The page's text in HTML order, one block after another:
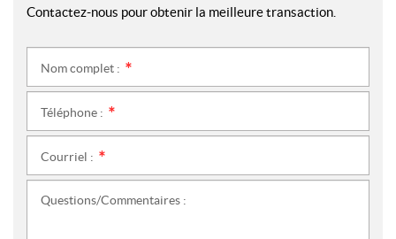
Contactez-nous pour obtenir la meilleure transaction.
Nom complet :
Téléphone :
Courriel :
Questions/Commentaires :